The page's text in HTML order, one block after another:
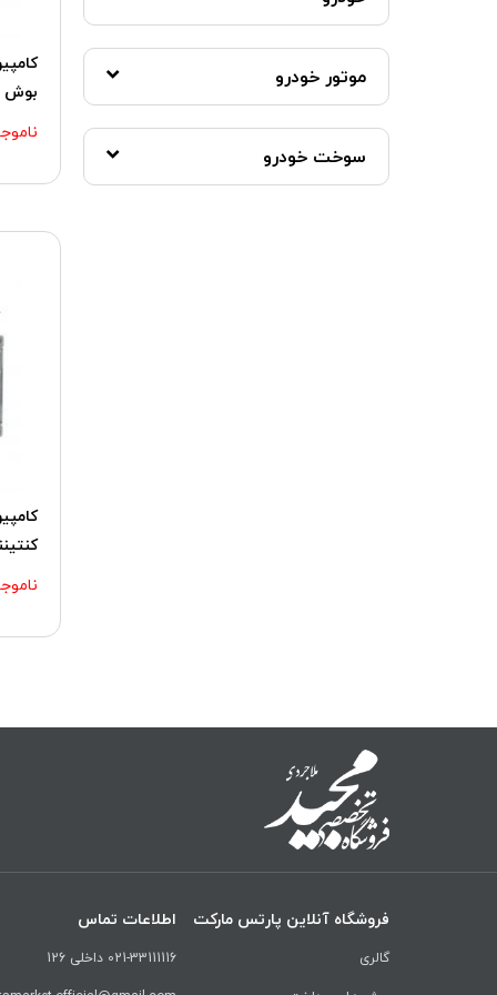
کسنس
کنتیننتال
گروه قطعات خودرو عظام
موتور خودرو
سوخت خودرو
بوش
فروشگاه آنلاین پارتس مارکت
گالری
اطلاعات تماس
021-33111116 داخلی 126